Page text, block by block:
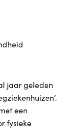
jaar geleden
een
fysieke